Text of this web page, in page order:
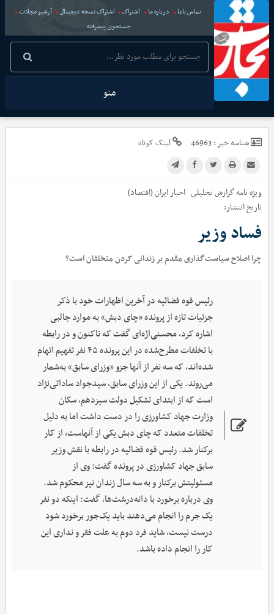
تماس باما درباره ما اشتراک اشتراک نسخه دیجیتال
آرشیو مجلات
جستجوی پیشرفته
منو
شناسه خبر :46963 لینک کوتاه
ویژه نامه گزارش تحلیلی اخبارایران (اقتصاد)
تاریخ انتشار:
فساد وزیر
چرا اصلاح سیاست‌گذاری مقدم بر زندانی کردن متخلفان است؟
رئیس قوه قضائیه در آخرین اظهارات خود با ذکر
جزئیات تازه از پرونده «چای دبش» به موارد جالبی
اشاره کرد، محسنی‌اژه‌ای گفت که تاکنون و در رابطه
با تخلفات مطرح‌شده در این پرونده ۴۵ نفر تفهیم اتهام
شده‌اند، که سه نفر از آنها جزو «وزرای سابق» به‌شمار
می‌روند. یکی از این وزرای سابق، سیدجواد ساداتی‌نژاد
است که از ابتدای تشکیل دولت سیزدهم، سکان
وزارت جهاد کشاورزی را در دست داشت اما به دلیل
تخلفات متعدد که چای دبش یکی از آنهاست، از کار
برکنار شد. رئیس قوه قضائیه در رابطه با نقش وزیر
سابق جهاد کشاورزی در پرونده گفت: وی از
مسئولیتش برکنار و به سه سال زندان نیز محکوم شد.
وی درباره برخورد با دانه‌درشت‌ها، گفت: اینکه دو نفر
یک جرم را انجام می‌دهند باید یک‌جور برخورد شود
درست نیست، شاید فرد دوم به علت فقر و نداری این
کار را انجام داده باشد.